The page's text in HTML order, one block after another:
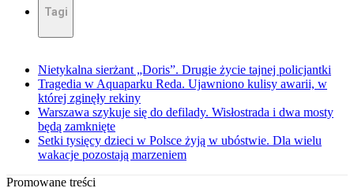
Tagi
Nietykalna sierżant „Doris”. Drugie życie tajnej policjantki
Tragedia w Aquaparku Reda. Ujawniono kulisy awarii, w
której zginęły rekiny
Warszawa szykuje się do defilady. Wisłostrada i dwa mosty
będą zamknięte
Setki tysięcy dzieci w Polsce żyją w ubóstwie. Dla wielu
wakacje pozostają marzeniem
Promowane treści